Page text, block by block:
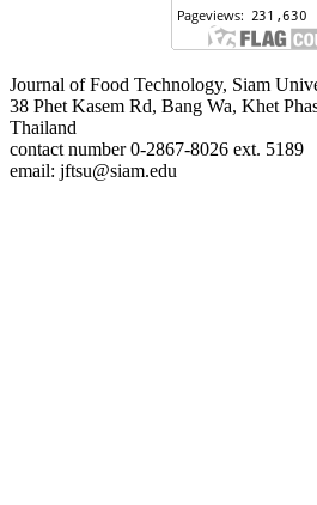
Journal of Food Technology, Siam
38 Phet Kasem Rd, Bang Wa, Khet
Thailand
contact number 0-2867-8026 ext. 5189
email: jftsu@siam.edu